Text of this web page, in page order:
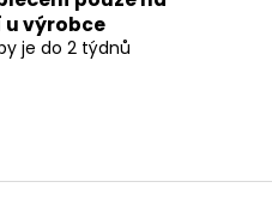
výrobce
je do 2 týdnů